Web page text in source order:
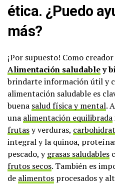
ética. ¿Puedo
más?
¡Por supuesto! Como
Alimentación saludabley
brindarte información útil y
alimentación saludable es
buena salud física y mental.
una alimentación equilibrada
frutasy verduras,
integral y la quinoa,
pescado, ygrasas saludables
frutos secos. También es
de alimentos procesados y